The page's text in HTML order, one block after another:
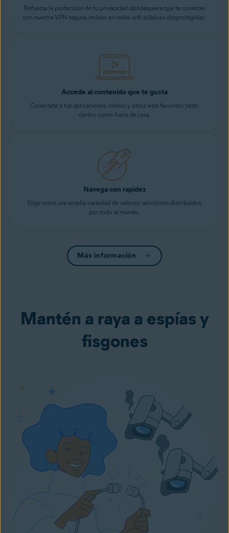
Refuerza la protección de tu privacidad dondequiera que te conectes
con nuestra VPN segura, incluso en redes wifi públicas desprotegidas.
Accede al contenido que te gusta
Conéctate a tus aplicaciones, vídeos y sitios web favoritos tanto
dentro como fuera de casa.
Navega con rapidez
Elige entre una amplia variedad de veloces servidores distribuidos
por todo el mundo.
Más información
Mantén a raya a espías y
fisgones